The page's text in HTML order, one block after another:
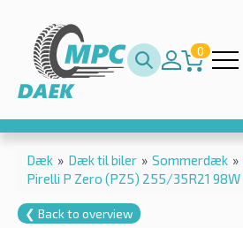
0
Dæk » Dæk til biler » Sommerdæk »
Pirelli P Zero (PZ5) 255/35R21 98W
❮ Back to overview